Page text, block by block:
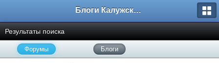
Блоги Калужского перекрестка
Результаты поиска
Форумы Блоги